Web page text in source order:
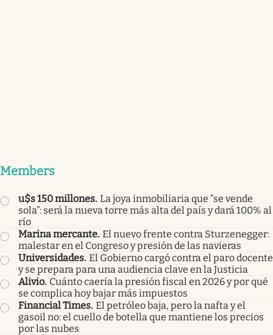
Members
u$s 150 millones. La joya inmobiliaria que “se vende
sola”: será la nueva torre más alta del país y dará 100% al
río
Marina mercante. El nuevo frente contra Sturzenegger:
malestar en el Congreso y presión de las navieras
Universidades. El Gobierno cargó contra el paro docente
y se prepara para una audiencia clave en la Justicia
Alivio. Cuánto caería la presión fiscal en 2026 y por qué
se complica hoy bajar más impuestos
Financial Times. El petróleo baja, pero la nafta y el
gasoil no: el cuello de botella que mantiene los precios
por las nubes